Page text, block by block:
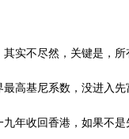
实不尽然，关键是，
高基尼系数，没进入
年收回香港，如果不